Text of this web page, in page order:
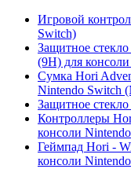
Игровой
Switch)
Защитное стекло
(9H) для
Сумка Hori
Nintendo Switch
Защитное
Контроллеры
консоли
Геймпад Hori -
консоли